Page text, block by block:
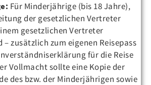
Für Minderjährige (bis 18 Jahre),
der gesetzlichen Vertreter
gesetzlichen Vertreter
– zusätzlich zum eigenen Reisepass
für die Reise
Vollmacht sollte eine Kopie der
des bzw. der Minderjährigen sowie